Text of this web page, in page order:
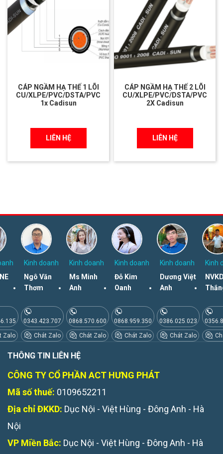
CÁP NGẦM HẠ THẾ 1 LÕI
CU/XLPE/PVC/DSTA/PVC
1x Cadisun
LIÊN HỆ
CÁP NGẦM HẠ THẾ 2 LÕI
CU/XLPE/PVC/DSTA/PVC
2X Cadisun
LIÊN HỆ
Zalo
Kinh doanh
Ngô Văn
Thơm
0343.423.707
Chát Zalo
Kinh doanh
Ms Minh
Anh
0868.570.600
Chát Zalo
Kinh doanh
Đỗ Kim
Oanh
0868.959.350
Chát Zalo
Kinh doanh
Dương Việt
Anh
0386.025.023
Chát Zalo
Kinh
THÔNG TIN LIÊN HỆ
CÔNG TY CỔ PHẦN ACT HƯNG PHÁT
Mã số thuế: 0109652211
Địa chỉ ĐKKD: Dục Nội - Việt Hùng - Đông Anh - Hà
Nội
VP Miền Bắc: Dục Nội - Việt Hùng - Đông Anh - Hà